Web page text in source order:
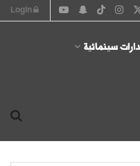
سينمائية